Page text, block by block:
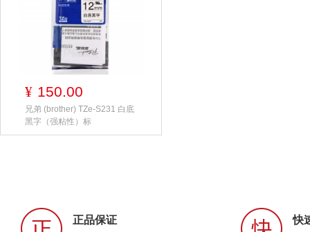
¥ 150.00
兄弟 (brother) TZe-S231 白底
黑字（强粘性）标
正品保证 快